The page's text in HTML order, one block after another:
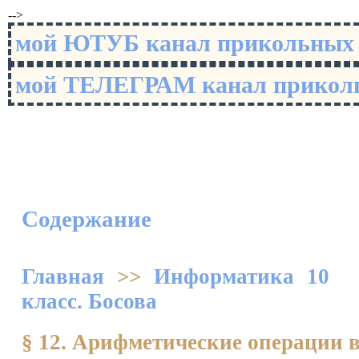
-->
мой ЮТУБ канал
мой ТЕЛЕГРАМ канал
Содержание
Главная >> Информатика 10
класс. Босова
§ 12. Арифметические операции